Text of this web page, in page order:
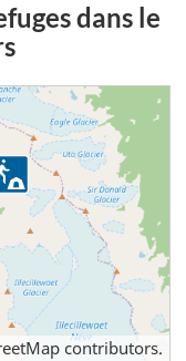
dans le
contributors.